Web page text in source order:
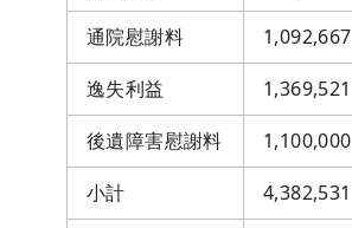
通院慰謝料
1,092,667
逸失利益
1,369,521
後遺障害慰謝料
1,100,000
小計
4,382,531